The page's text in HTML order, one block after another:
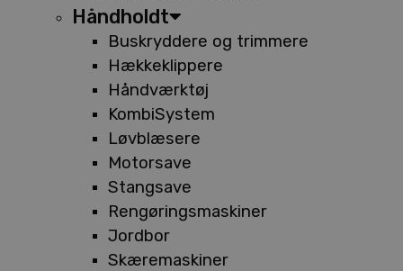
Håndholdt
Buskryddere og trimmere
Hækkeklippere
Håndværktøj
KombiSystem
Løvblæsere
Motorsave
Stangsave
Rengøringsmaskiner
Jordbor
Skæremaskiner